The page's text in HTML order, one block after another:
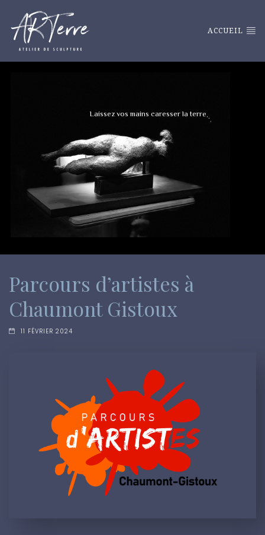
ACCUEIL
Laissezvos mains caresserla terre.
Parcours d’artistes à
Chaumont Gistoux
11 FÉVRIER 2024